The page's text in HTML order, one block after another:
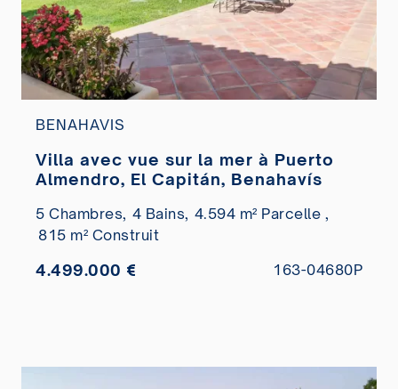
BENAHAVIS
Villa avec vue sur la mer à Puerto
Almendro, El Capitán, Benahavís
5 Chambres, 4 Bains, 4.594 m² Parcelle ,
815 m² Construit
4.499.000 € 163-04680P